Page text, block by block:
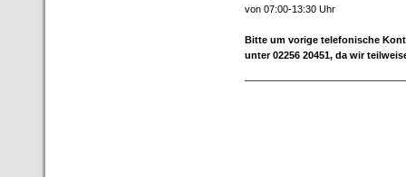
von 07:00-13:30 Uhr
Bitte um vorige telefonische
unter 02256 20451, da wir